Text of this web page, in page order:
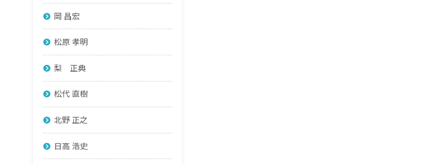
岡 昌宏
松原 孝明
梨 正典
松代 直樹
北野 正之
日高 浩史